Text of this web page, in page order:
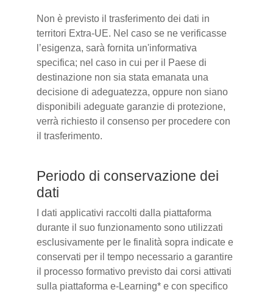
Non è previsto il trasferimento dei dati in
territori Extra-UE. Nel caso se ne verificasse
l’esigenza, sarà fornita un'informativa
specifica; nel caso in cui per il Paese di
destinazione non sia stata emanata una
decisione di adeguatezza, oppure non siano
disponibili adeguate garanzie di protezione,
verrà richiesto il consenso per procedere con
il trasferimento.
Periodo di conservazione dei
dati
I dati applicativi raccolti dalla piattaforma
durante il suo funzionamento sono utilizzati
esclusivamente per le finalità sopra indicate e
conservati per il tempo necessario a garantire
il processo formativo previsto dai corsi attivati
sulla piattaforma e-Learning* e con specifico